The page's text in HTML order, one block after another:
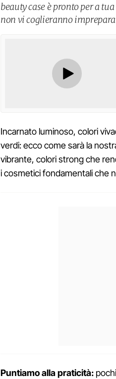
beauty case è pronto per a
non vi coglieranno
Incarnato luminoso, colori
verdi: ecco come sarà la
vibrante, colori strong che
i cosmetici fondamentali che
Puntiamo alla praticità: